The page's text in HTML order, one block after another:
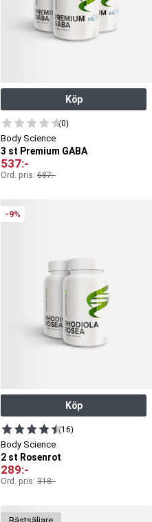
Köp
(0)
Body Science
3 st Premium GABA
537:-
Ord. pris: 687:-
-9%
Köp
(16)
Body Science
2 st Rosenrot
289:-
Ord. pris: 318:-